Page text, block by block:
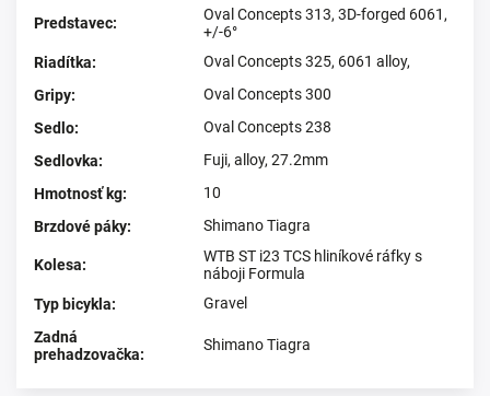
Predstavec:
Oval Concepts 313, 3D-forged 6061,
+/-6°
Riadítka:
Oval Concepts 325, 6061 alloy,
Gripy:
Oval Concepts 300
Sedlo:
Oval Concepts 238
Sedlovka:
Fuji, alloy, 27.2mm
Hmotnosť kg:
10
Brzdové páky: Shimano Tiagra
Kolesa:
WTB ST i23 TCS hliníkové ráfky s
náboji Formula
Typ bicykla:
Gravel
Zadná
prehadzovačka:
Shimano Tiagra